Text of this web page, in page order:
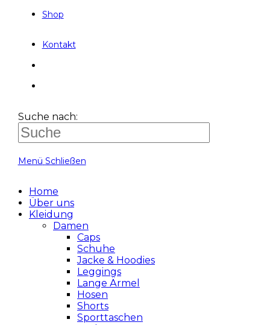
Shop
Kontakt
Suche nach:
Menü Schließen
Home
Über uns
Kleidung
Damen
Caps
Schuhe
Jacke & Hoodies
Leggings
Lange Ärmel
Hosen
Shorts
Sporttaschen